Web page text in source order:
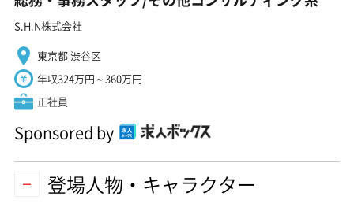
S.H.N株式会社
東京都 渋谷区
年収324万円～360万円
正社員
Sponsored by
登場人物・キャラクター